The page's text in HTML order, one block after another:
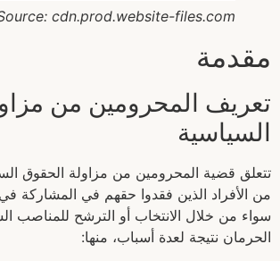
cdn.prod.website-files.com
مقدمة
تعريف المحرومين من
السياسية
تتعلق قضية المحرومين من مزاولة الحقوق
من الأفراد الذين فقدوا حقهم في المشاركة
سواء من خلال الانتخاب أو الترشح للمناصب
الحرمان نتيجة لعدة أسباب، منها: